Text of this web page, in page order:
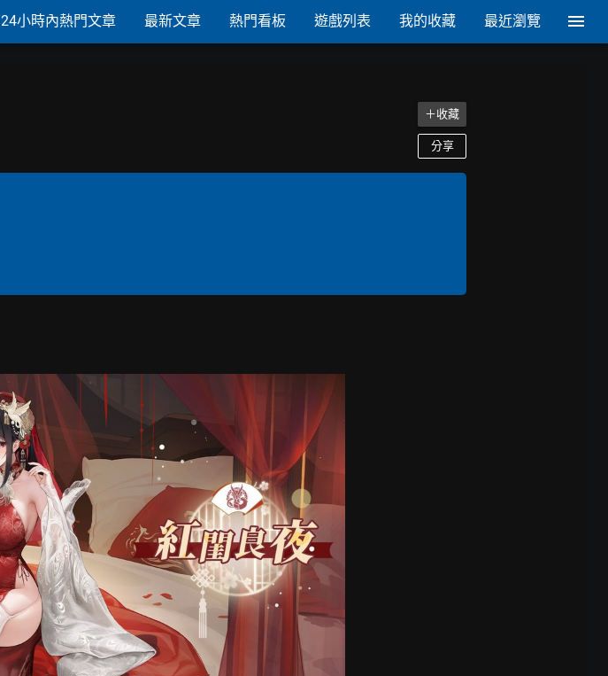
24小時內熱門文章 最新文章 熱門看板 遊戲列表 我的收藏 最近瀏覽
＋收藏
分享